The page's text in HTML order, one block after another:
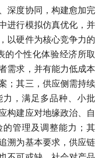
深度协同，构建愈加完
进行模拟仿真优化，并
以硬件为核心竞争力的
的个性化体验经济所取
需求，并有能力低成本
；其三，供应侧需持续
，满足多品种、小批
构建应对地缘政治、自
管理及调整能力；其
溯为基本要求，供应链